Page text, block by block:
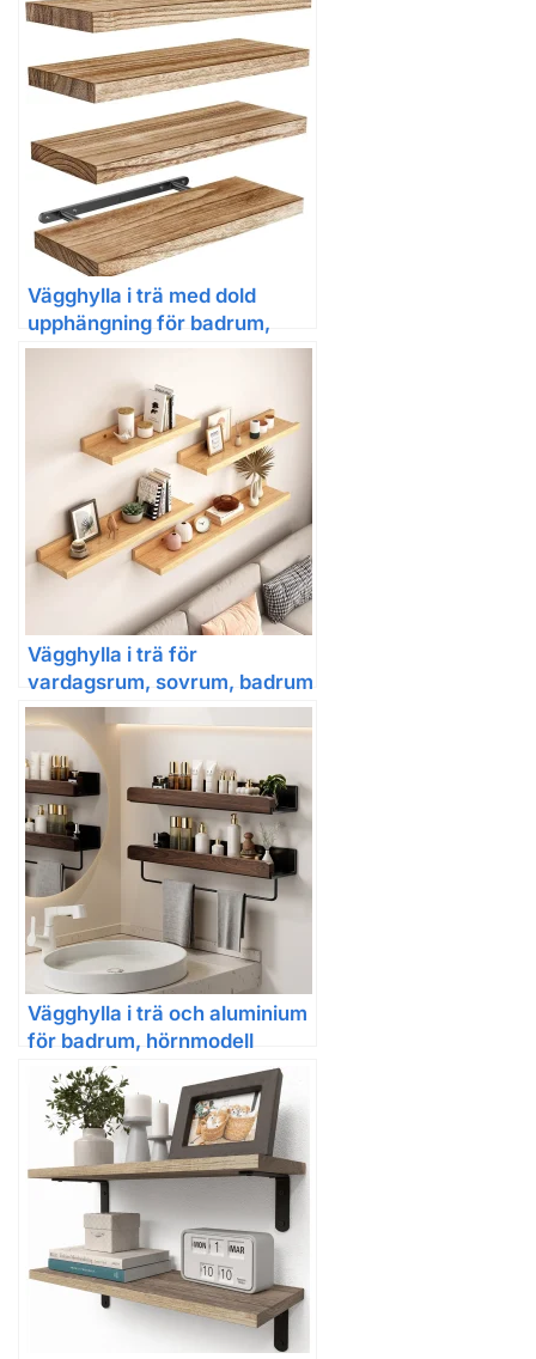
Vägghylla i trä med dold
upphängning för badrum,
vardagsrum och kök
Vägghylla i trä för
vardagsrum, sovrum, badrum
och kök
Vägghylla i trä och aluminium
för badrum, hörnmodell